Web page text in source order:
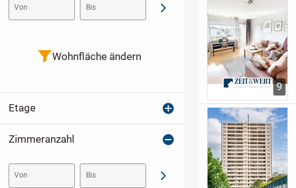
9
Von Bis Abschicken
Wohnfläche ändern
Etage
Zimmeranzahl
Von Bis Abschicken